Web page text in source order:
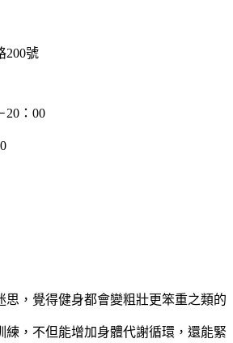
200號
：00
思，覺得健身都會變粗壯更笨重之類的
練，不但能增加身體代謝循環，還能緊